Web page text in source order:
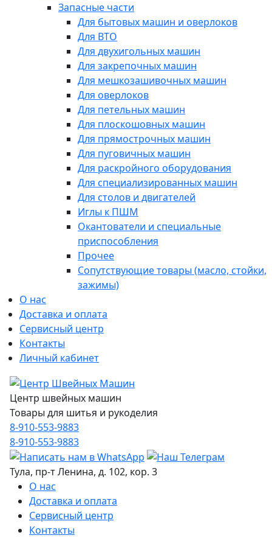
Запасные части
Для бытовых машин и оверлоков
Для ВТО
Для двухигольных машин
Для закрепочных машин
Для мешкозашивочных машин
Для оверлоков
Для петельных машин
Для плоскошовных машин
Для прямострочных машин
Для пуговичных машин
Для раскройного оборудования
Для специализированных машин
Для столов и двигателей
Иглы к ПШМ
Окантователи и специальные
приспособления
Прочее
Сопутствующие товары (масло, стойки,
зажимы)
О нас
Доставка и оплата
Сервисный центр
Контакты
Личный кабинет
Центр швейных машин
Товары для шитья и рукоделия
8-910-553-9883
8-910-553-9883
Тула, пр-т Ленина, д. 102, кор. 3
О нас
Доставка и оплата
Сервисный центр
Контакты